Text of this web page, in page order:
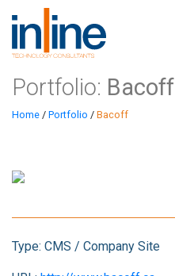
Portfolio: Bacoff
Home / Portfolio / Bacoff
Type: CMS / Company Site